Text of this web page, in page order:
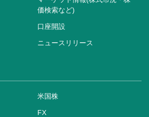
価検索など)
口座開設
ニュースリリース
米国株
FX